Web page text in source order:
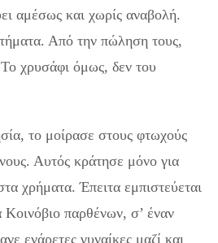
αμέσως και χωρίς αναβολή.
Από την πώληση τους,
χρυσάφι όμως, δεν του
το μοίρασε στους φτωχούς
Αυτός κράτησε μόνο για
χρήματα. Έπειτα εμπιστεύεται
Κοινόβιο παρθένων, σ’ έναν
ενάρετες γυναίκες μαζί και